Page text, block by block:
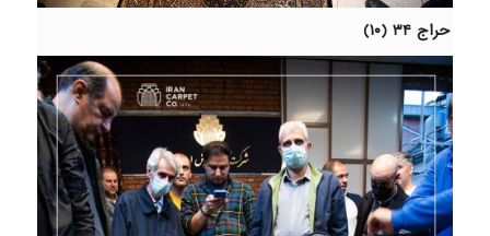
حراج ۳۴ (۱۰)